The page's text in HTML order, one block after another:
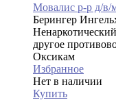
Мовалис р-р д/
Берингер
другое
Оксикам
Избранное
Нет в наличии
Купить